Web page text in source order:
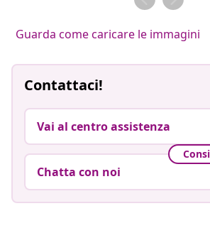
Guarda come caricare le immagini
Contattaci!
Vai al centro assistenza
Chatta con noi